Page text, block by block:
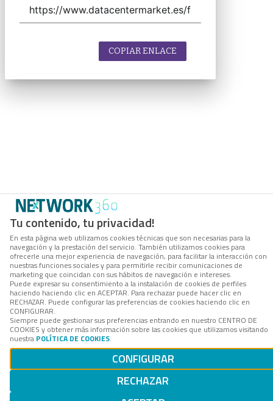
Tu contenido, tu privacidad!
En esta página web utilizamos cookies técnicas que son necesarias para la
navegación y la prestación del servicio. También utilizamos cookies para
ofrecerle una mejor experiencia de navegación, para facilitar la interacción con
nuestras funciones sociales y para permitirle recibir comunicaciones de
marketing que coincidan con sus hábitos de navegación e intereses.
Puede expresar su consentimiento a la instalación de cookies de perfiles
haciendo haciendo clic en ACEPTAR. Para rechazar puede hacer clic en
RECHAZAR. Puede configurar las preferencias de cookies haciendo clic en
CONFIGURAR.
Siempre puede gestionar sus preferencias entrando en nuestro CENTRO DE
COOKIES y obtener más información sobre las cookies que utilizamos visitando
nuestra POLÍTICA DE COOKIES.
CONFIGURAR
RECHAZAR
COPIAR ENLACE